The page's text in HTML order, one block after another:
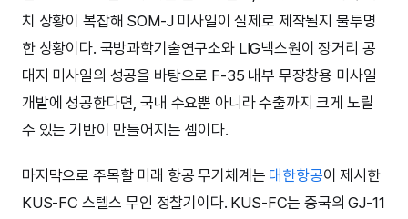
치 상황이 복잡해 SOM-J 미사일이 실제로 제작될지 불투명
한 상황이다. 국방과학기술연구소와 LIG넥스원이 장거리 공
대지 미사일의 성공을 바탕으로 F-35 내부 무장창용 미사일
개발에 성공한다면, 국내 수요뿐 아니라 수출까지 크게 노릴
수 있는 기반이 만들어지는 셈이다.
마지막으로 주목할 미래 항공 무기체계는 대한항공이 제시한
KUS-FC 스텔스 무인 정찰기이다. KUS-FC는 중국의 GJ-11